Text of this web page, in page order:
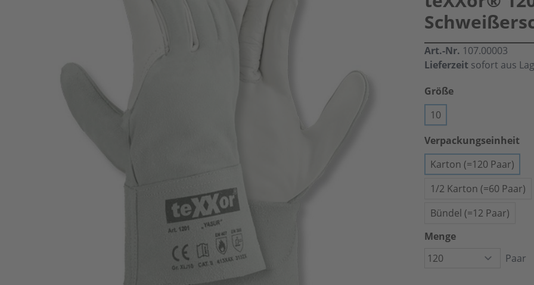
Art.-Nr. 107.00003
Lieferzeit sofort aus
Größe
10
Verpackungseinheit
Karton (=120 Paar)
1/2 Karton (=60 Paar)
Bündel (=12 Paar)
Menge
Paar